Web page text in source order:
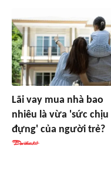
Lãi vay mua nhà bao
nhiêu là vừa 'sức chịu
đựng' của người trẻ?